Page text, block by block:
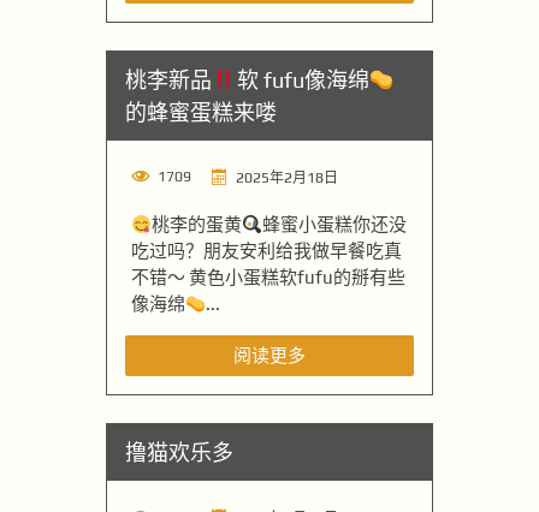
桃李新品
软 fufu像海绵
的蜂蜜蛋糕来喽
1709 2025年2月18日
桃李的蛋黄
蜂蜜小蛋糕你还没
吃过吗？朋友安利给我做早餐吃真
不错～ 黄色小蛋糕软fufu的掰有些
像海绵
...
阅读更多
撸猫欢乐多